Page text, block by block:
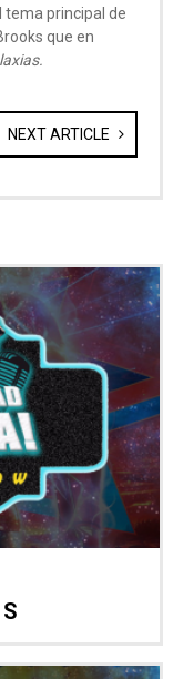
tema principal de
que en
NEXT ARTICLE